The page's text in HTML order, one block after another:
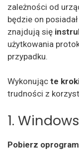
zależności od
będzie on
znajdują się
użytkowania
przypadku.
Wykonując te
trudności z
1.
Pobierz